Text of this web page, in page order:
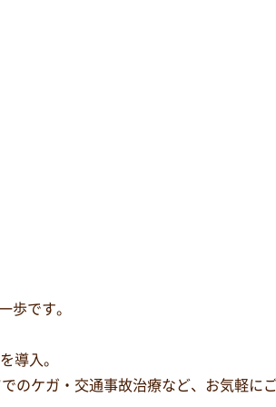
歩です。
導入。
のケガ・交通事故治療など、お気軽に